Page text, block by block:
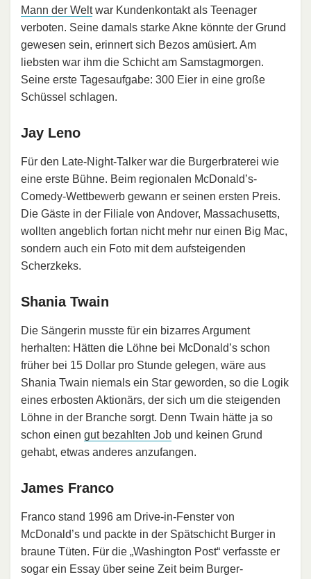
Mann der Weltwar Kundenkontakt als Teenager
verboten. Seine damals starke Akne könnte der Grund
gewesen sein, erinnert sich Bezos amüsiert. Am
liebsten war ihm die Schicht am Samstagmorgen.
Seine erste Tagesaufgabe: 300 Eier in eine große
Schüssel schlagen.
Jay Leno
Für den Late-Night-Talker war die Burgerbraterei wie
eine erste Bühne. Beim regionalen McDonald’s-
Comedy-Wettbewerb gewann er seinen ersten Preis.
Die Gäste in der Filiale von Andover, Massachusetts,
wollten angeblich fortan nicht mehr nur einen Big Mac,
sondern auch ein Foto mit dem aufsteigenden
Scherzkeks.
Shania Twain
Die Sängerin musste für ein bizarres Argument
herhalten: Hätten die Löhne bei McDonald’s schon
früher bei 15 Dollar pro Stunde gelegen, wäre aus
Shania Twain niemals ein Star geworden, so die Logik
eines erbosten Aktionärs, der sich um die steigenden
Löhne in der Branche sorgt. Denn Twain hätte ja so
schon einen gut bezahlten Job und keinen Grund
gehabt, etwas anderes anzufangen.
James Franco
Franco stand 1996 am Drive-in-Fenster von
McDonald’s und packte in der Spätschicht Burger in
braune Tüten. Für die „Washington Post“ verfasste er
sogar ein Essay über seine Zeit beim Burger-